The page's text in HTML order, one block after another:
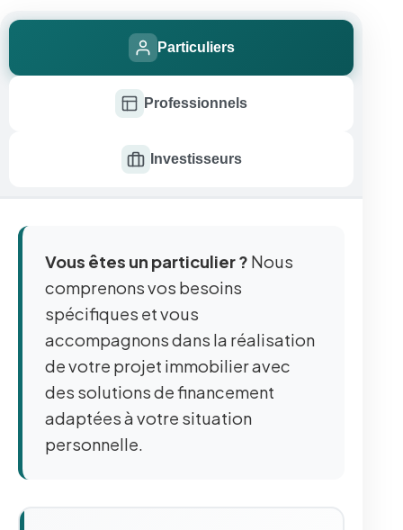
Particuliers
Professionnels
Investisseurs
Vous êtes un particulier ? Nous
comprenons vos besoins
spécifiques et vous
accompagnons dans la réalisation
de votre projet immobilier avec
des solutions de financement
adaptées à votre situation
personnelle.